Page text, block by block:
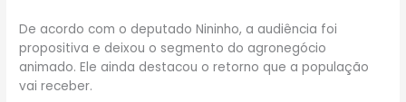
De acordo com o deputado Nininho, a audiência foi
propositiva e deixou o segmento do agronegócio
animado. Ele ainda destacou o retorno que a população
vai receber.